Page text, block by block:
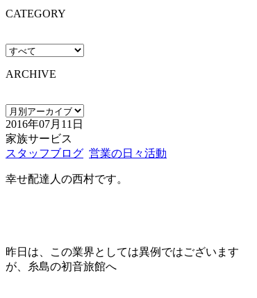
CATEGORY
ARCHIVE
2016年07月11日
家族サービス
スタッフブログ 営業の日々活動
幸せ配達人の西村です。
昨日は、この業界としては異例ではございます
が、糸島の初音旅館へ